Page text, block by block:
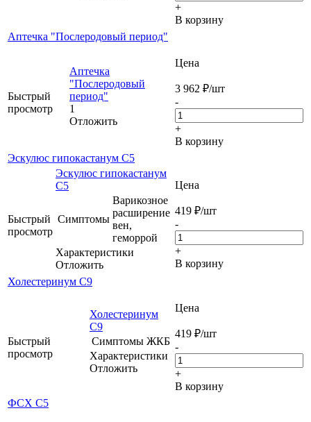
+
В корзину
Аптечка "Послеродовый период"
Быстрый
просмотр
Аптечка
"Послеродовый
период"
1
Отложить
Цена
3 962 ₽/шт
-
+
В корзину
Эскулюс гипокастанум С5
Быстрый
просмотр
Эскулюс гипокастанум
С5
Симптомы
Варикозное
расширение
вен,
геморрой
Характеристики
Отложить
Цена
419 ₽/шт
-
+
В корзину
Холестеринум С9
Быстрый
просмотр
Холестеринум
С9
Симптомы ЖКБ
Характеристики
Отложить
Цена
419 ₽/шт
-
+
В корзину
ФСХ C5